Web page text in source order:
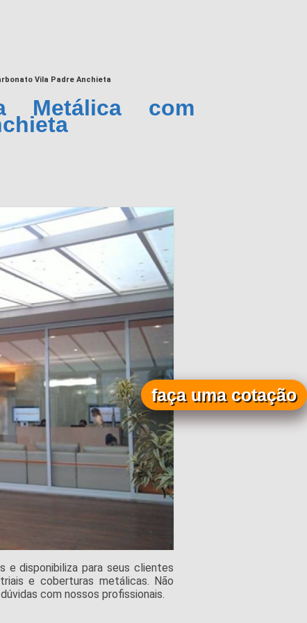
Vila Padre Anchieta
Metálica com
disponibiliza para seus clientes
e coberturas metálicas. Não
com nossos profissionais.
faça uma cotação